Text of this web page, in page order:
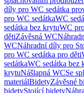
díly pro WC sedátka
pro WC sedátkaWC
sedátka bez krytuWC
dětiZávěsná WC
WCNáhradní díly pro
pro WC sedátka pro děti
sedátkaWC sedátka bez
krytuNášlapná WCSe
materiálBidetyZávěsné
bidetyStojící bidety